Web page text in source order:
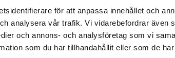
för att anpassa innehållet och
analysera vår trafik. Vi vidarebefordrar även
och annons- och analysföretag som vi
som du har tillhandahållit eller som de
36.90 kr